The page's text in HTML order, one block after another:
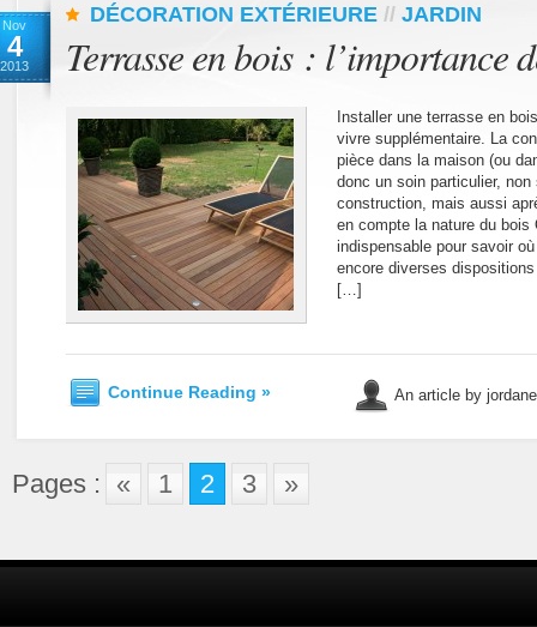
Nov
4
2013
DÉCORATION EXTÉRIEURE // JARDIN
Terrasse en bois : l’importance
Installer une terrasse en
vivre supplémentaire. La
pièce dans la maison (ou
donc un soin particulier,
construction, mais aussi
en compte la nature du bois
indispensable pour savoir
encore diverses
[…]
Continue Reading » An article by
Pages : « 1 2 3 »